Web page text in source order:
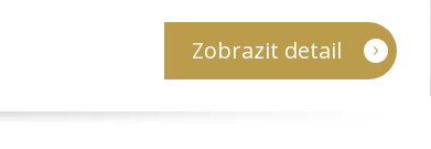
Zobrazit detail